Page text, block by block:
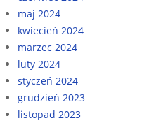
maj 2024
kwiecień 2024
marzec 2024
luty 2024
styczeń 2024
grudzień 2023
listopad 2023